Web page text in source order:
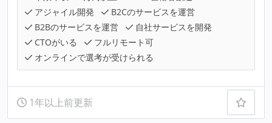
アジャイル開発
B2Cのサービスを運営
B2Bのサービスを運営
自社サービスを開発
CTOがいる
フルリモート可
オンラインで選考が受けられる
1年以上前更新